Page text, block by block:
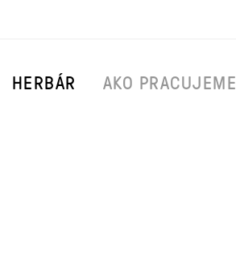
HERBÁR AKO PRACUJEME